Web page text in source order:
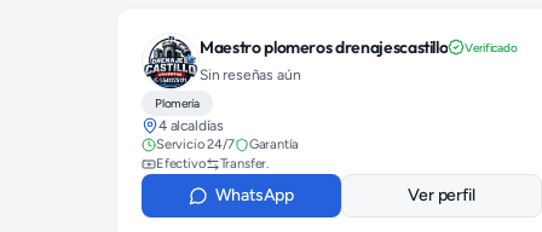
Maestro plomeros drenajescastillo Verificado
Sin reseñas aún
Plomería
4 alcaldías
Servicio 24/7
Garantía
Efectivo
Transfer.
WhatsApp Ver perfil